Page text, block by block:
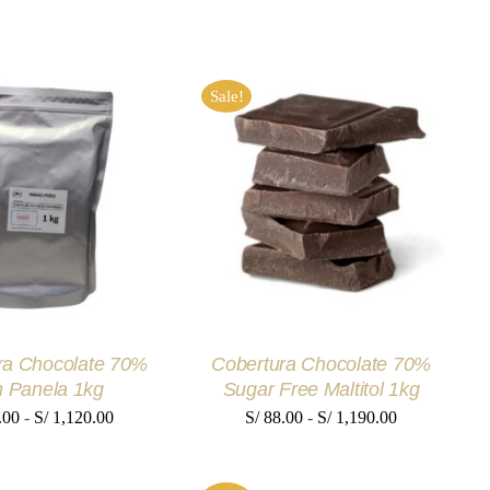
OPCIONES
QUICK VIEW
Chocolate 70%
Panela 1kg
- S/1,120.00Rango
Sale!
SELECCIONAR OPCIONES
ESTE
PRODUCTO
TIENE
MÚLTIPLES
VARIANTES.
PUEDEN
ELEGIR
EN
LA
/ QUICK VIEW
Cobertura Chocolate 70%
Sugar Free Maltitol 1kg
S/88.00 - S/1,190.00Rango